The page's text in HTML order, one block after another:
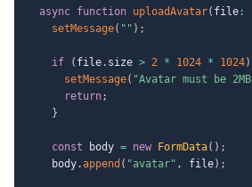
async function uploadAvatar( file :
setMessage( "" ) ;
if ( file. size > 2 * 1024 * 1024)
setMessage( "Avatar must be
return;
}
const body = new FormData( ) ;
    body
.append ( "avatar" , file) ;